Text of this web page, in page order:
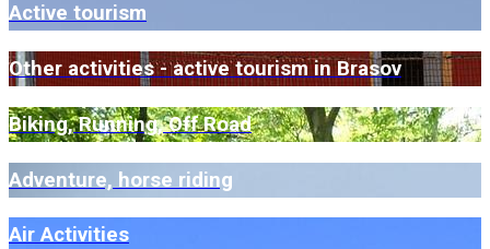
Active tourism
Other activities - active tourism in Brasov
Biking, Running, Off Road
Adventure, horse riding
Air Activities